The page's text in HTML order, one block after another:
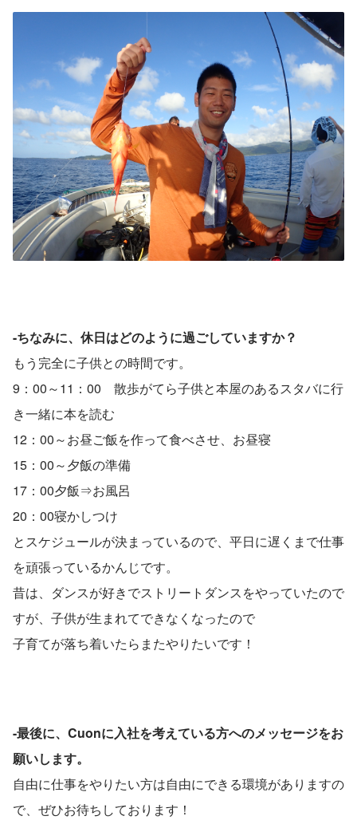
-ちなみに、休日はどのように過ごしていますか？
もう完全に子供との時間です。
9：00～11：00　散歩がてら子供と本屋のあるスタバに行
き一緒に本を読む
12：00～お昼ご飯を作って食べさせ、お昼寝
15：00～夕飯の準備
17：00夕飯⇒お風呂
20：00寝かしつけ
とスケジュールが決まっているので、平日に遅くまで仕事
を頑張っているかんじです。
昔は、ダンスが好きでストリートダンスをやっていたので
すが、子供が生まれてできなくなったので
子育てが落ち着いたらまたやりたいです！
-最後に、Cuonに入社を考えている方へのメッセージをお
願いします。
自由に仕事をやりたい方は自由にできる環境がありますの
で、ぜひお待ちしております！